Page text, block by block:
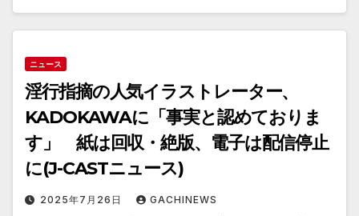
ニュース
淫行指摘の人気イラストレーター、
KADOKAWAに「事実と認めておりま
す」 紙は回収・絶版、電子は配信停止
に(J-CASTニュース)
2025年7月26日 GACHINEWS